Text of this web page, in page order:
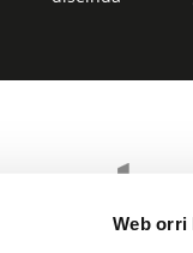
Web orri